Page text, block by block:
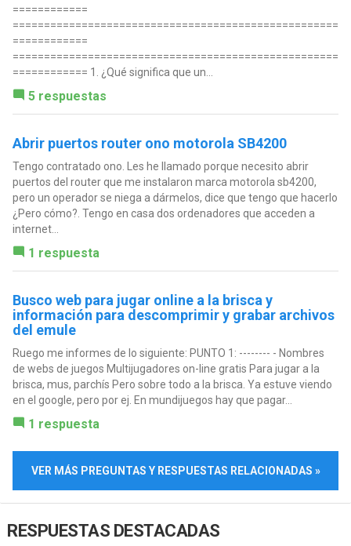
============
====================================================
============
====================================================
============ 1. ¿Qué significa que un...
5 respuestas
Abrir puertos router ono motorola SB4200
Tengo contratado ono. Les he llamado porque necesito abrir
puertos del router que me instalaron marca motorola sb4200,
pero un operador se niega a dármelos, dice que tengo que hacerlo
¿Pero cómo?. Tengo en casa dos ordenadores que acceden a
internet...
1 respuesta
Busco web para jugar online a la brisca y
información para descomprimir y grabar archivos
del emule
Ruego me informes de lo siguiente: PUNTO 1: -------- - Nombres
de webs de juegos Multijugadores on-line gratis Para jugar a la
brisca, mus, parchís Pero sobre todo a la brisca. Ya estuve viendo
en el google, pero por ej. En mundijuegos hay que pagar...
1 respuesta
VER MÁS PREGUNTAS Y RESPUESTAS RELACIONADAS »
RESPUESTAS DESTACADAS